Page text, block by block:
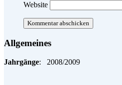
Website
Allgemeines
Jahrgänge: 2008/2009